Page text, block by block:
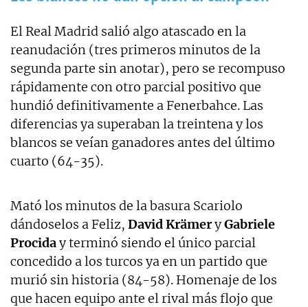
El Real Madrid salió algo atascado en la
reanudación (tres primeros minutos de la
segunda parte sin anotar), pero se recompuso
rápidamente con otro parcial positivo que
hundió definitivamente a Fenerbahce. Las
diferencias ya superaban la treintena y los
blancos se veían ganadores antes del último
cuarto (64-35).
Mató los minutos de la basura Scariolo
dándoselos a Feliz, David KrämeryGabriele
Prociday terminó siendo el único parcial
concedido a los turcos ya en un partido que
murió sin historia (84-58). Homenaje de los
que hacen equipo ante el rival más flojo que